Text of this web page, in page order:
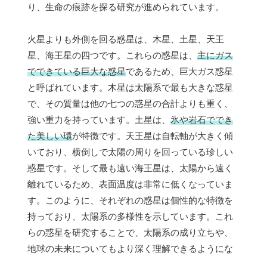
り、生命の痕跡を探る研究が進められています。
火星よりも外側を回る惑星は、木星、土星、天王
星、海王星の四つです。これらの惑星は、 主にガス
でできている巨大な惑星であるため、巨大ガス惑星
と呼ばれています。木星は太陽系で最も大きな惑星
で、その質量は他の七つの惑星の合計よりも重く、
強い重力を持っています。土星は、 氷や岩石ででき
た美しい環が特徴です。天王星は自転軸が大きく傾
いており、横倒しで太陽の周りを回っている珍しい
惑星です。そして最も遠い海王星は、太陽から遠く
離れているため、表面温度は非常に低くなっていま
す。このように、それぞれの惑星は個性的な特徴を
持っており、太陽系の多様性を示しています。これ
らの惑星を研究することで、太陽系の成り立ちや、
地球の未来についてもより深く理解できるようにな